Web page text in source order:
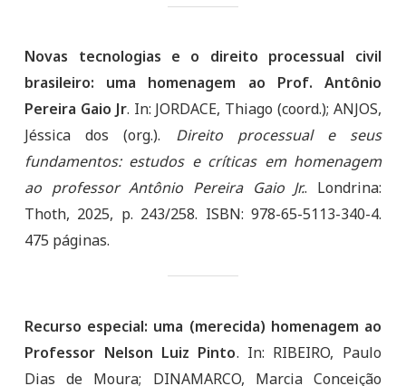
Novas tecnologias e o direito processual civil
brasileiro: uma homenagem ao Prof. Antônio
Pereira Gaio Jr. In: JORDACE, Thiago (coord.); ANJOS,
Jéssica dos (org.). Direito processual e seus
fundamentos: estudos e críticas em homenagem
ao professor Antônio Pereira Gaio Jr.. Londrina:
Thoth, 2025, p. 243/258. ISBN: 978-65-5113-340-4.
475 páginas.
Recurso especial: uma (merecida) homenagem ao
Professor Nelson Luiz Pinto. In: RIBEIRO, Paulo
Dias de Moura; DINAMARCO, Marcia Conceição